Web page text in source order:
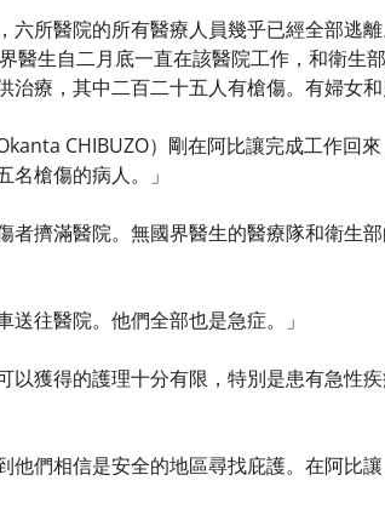
六所醫院的所有醫療人員幾乎已經全部逃
醫生自二月底一直在該醫院工作，和衛生
療，其中二百二十五人有槍傷。有婦女和
CHIBUZO）剛在阿比讓完成工作回
槍傷的病人。」
者擠滿醫院。無國界醫生的醫療隊和衛生
往醫院。他們全部也是急症。」
以獲得的護理十分有限，特別是患有急性
他們相信是安全的地區尋找庇護。在阿比